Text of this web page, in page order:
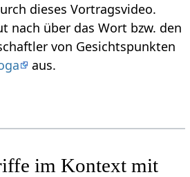
durch dieses Vortragsvideo.
nach über das Wort bzw. den
aus.
im Kontext mit